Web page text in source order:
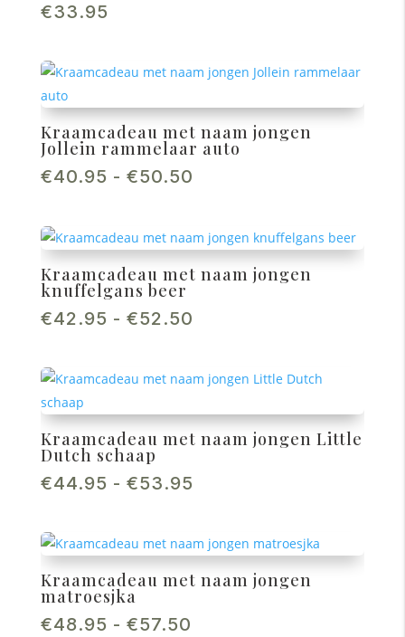
€33.95
Kraamcadeau met naam jongen
Jollein rammelaar auto
€40.95 - €50.50
€50.50
Kraamcadeau met naam jongen
knuffelgans beer
€42.95 - €52.50
€52.50
Kraamcadeau met naam jongen Little
Dutch schaap
€44.95 - €53.95
€53.95
Kraamcadeau met naam jongen
matroesjka
€48.95 - €57.50